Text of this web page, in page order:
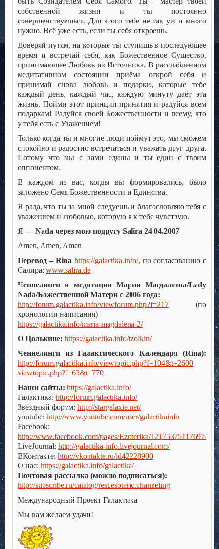
собственной жизни и ты постоянно
совершенствуешься. Для этого тебе не так уж и много
нужно. Всё уже есть, если ты себя откроешь.
Доверяй путям, на которые ты ступишь в последующее
время и встречай себя, как Божественное Существо,
принимающее Любовь из Источника. В расслабленном
медитативном состоянии приёма открой себя и
принимай снова любовь и подарки, которые тебе
каждый день, каждый час, каждую минуту даёт эта
жизнь. Пойми этот принцип принятия и радуйся всем
подаркам! Радуйся своей Божественности и всему, что
у тебя есть с Уважением!
Только когда ты и многие люди поймут это, мы сможем
спокойно и радостно встречаться и уважать друг друга.
Потому что мы с вами едины и ты един с твоим
оппонентом.
В каждом из вас, когды вы формировались, было
заложено Семя Божественности и Единства.
Я рада, что ты за мной следуешь и благословляю тебя с
уважением и любовью, которую я к тебе чувствую.
Я — Nada через мою подругу Salira 24.04.2007
Amen, Amen, Amen
Перевод – Rina https://galactika.info/, по согласованию с
Салира: www.salira.de
Ченнелинги и медитации Марии Магдалины/Lady
Nada/Божественной Матери с 2006 года:
http://forum.galactika.info/viewforum.php?f=217 (по
хронологии написания)
https://galactika.info/maria-magdalena-2/
О Цолькине: https://galactika.info/tzolkin/
Ченнелинги из Галактического Календаря (Rina):
http://forum.galactika.info/viewtopic.php?f=104&t=2600
viewtopic.php?f=63&t=770
Наши сайты: https://galactika.info/
Галактика: http://forum.galactika.info/
Звёздный форум: http://stargalaxie.net/
youtube: http://www.youtube.com/user/galactikainfo
Facebook:
http://www.facebook.com/pages/Ezoterika/121753751176974
LiveJournal: http://galactika-info.livejournal.com/
ВКонтакте: http://vkontakte.ru/id42228900
О нас: https://galactika.info/galactika/
Почтовая рассылка (можно подписаться):
http://subscribe.ru/catalog/rest.esoteric.channeling
Международный Проект Галактика
Мы вам желаем удачи!